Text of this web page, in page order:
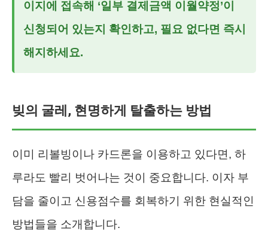
이지에 접속해 ‘일부 결제금액 이월약정’이
신청되어 있는지 확인하고, 필요 없다면 즉시
해지하세요.
빚의 굴레, 현명하게 탈출하는 방법
이미 리볼빙이나 카드론을 이용하고 있다면, 하
루라도 빨리 벗어나는 것이 중요합니다. 이자 부
담을 줄이고 신용점수를 회복하기 위한 현실적인
방법들을 소개합니다.